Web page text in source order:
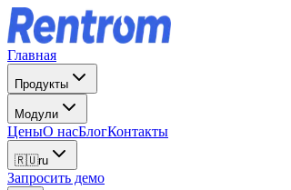
Главная
Продукты
Модули
ЦеныО насБлогКонтакты
🇷🇺ru
Запросить демо